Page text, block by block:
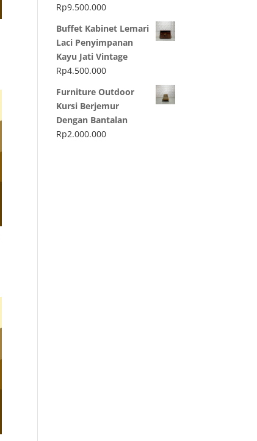
Rp9.500.000
Buffet Kabinet Lemari
Laci Penyimpanan
Kayu Jati Vintage
Rp4.500.000
Furniture Outdoor
Kursi Berjemur
Dengan Bantalan
Rp2.000.000